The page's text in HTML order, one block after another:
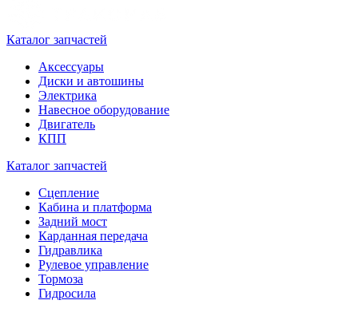
Каталог запчастей
Аксессуары
Диски и автошины
Электрика
Навесное оборудование
Двигатель
КПП
Каталог запчастей
Сцепление
Кабина и платформа
Задний мост
Карданная передача
Гидравлика
Рулевое управление
Тормоза
Гидросила